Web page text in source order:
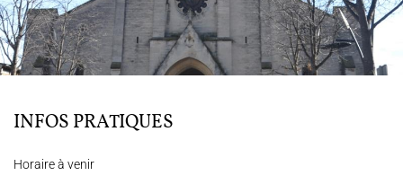
INFOS PRATIQUES
Horaire à venir